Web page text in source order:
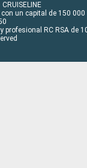
un capital de 150 000
RC RSA de